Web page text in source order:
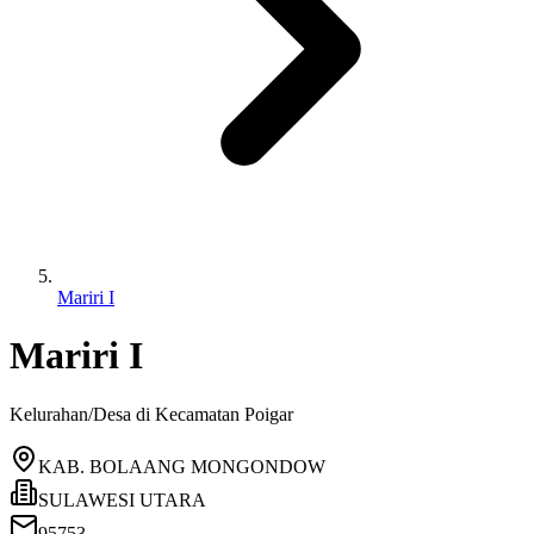
Mariri I
Mariri I
Kelurahan/Desa di Kecamatan Poigar
KAB. BOLAANG MONGONDOW
SULAWESI UTARA